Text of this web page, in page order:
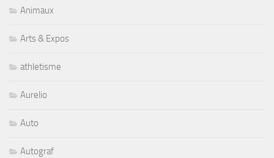
Animaux
Arts & Expos
athletisme
Aurelio
Auto
Autograf